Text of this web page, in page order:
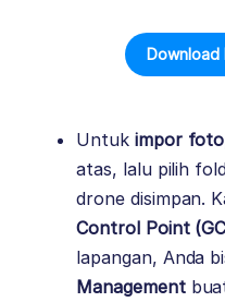
Download
Untuk impor foto
atas, lalu pilih
drone disimpan.
Control Point
lapangan, Anda
Management